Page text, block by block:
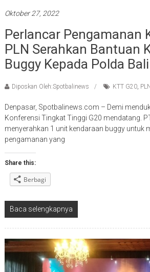
Oktober 27, 2022
Perlancar Pengamanan
PLN Serahkan Bantuan
Buggy Kepada Polda Bali
Diposkan Oleh:Spotbalinews KTT G20, PLN
Denpasar, Spotbalinews.com – Demi
Konferensi Tingkat Tinggi G20 mendatang.
menyerahkan 1 unit kendaraan buggy untuk
pengamanan yang
Share this:
Berbagi
Baca selengkapnya